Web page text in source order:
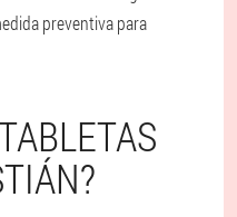
preventiva para